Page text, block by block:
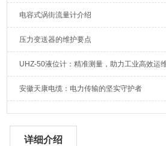
电容式涡街流量计介绍
压力变送器的维护要点
UHZ-50液位计：精准测量，助力工业高效运
安徽天康电缆：电力传输的坚实守护者
详细介绍